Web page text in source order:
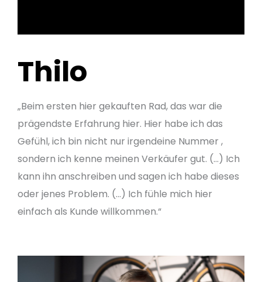
Thilo
„Beim ersten hier gekauften Rad, das war die
prägendste Erfahrung hier. Hier habe ich das
Gefühl, ich bin nicht nur irgendeine Nummer ,
sondern ich kenne meinen Verkäufer gut. (…) Ich
kann ihn anschreiben und sagen ich habe dieses
oder jenes Problem. (…) Ich fühle mich hier
einfach als Kunde willkommen.“